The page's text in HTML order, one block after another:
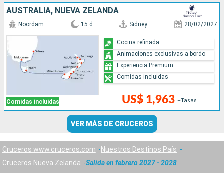
AUSTRALIA, NUEVA ZELANDA
Comidas incluidas
Noordam 15 d Sidney 28/02/2027
US$ 1,963 +Tasas
Cocina refinada
Animaciones exclusivas a bordo
Experiencia Premium
Comidas incluidas
VER MÁS DE CRUCEROS
Cruceros www.cruceros.com
Nuestros Destinos País
Cruceros Nueva Zelanda
Salida en febrero 2027 - 2028